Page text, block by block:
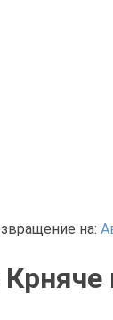
на: